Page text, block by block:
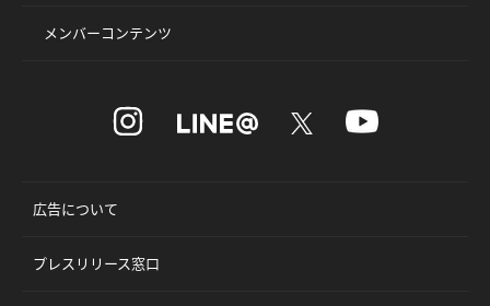
メンバーコンテンツ
広告について
プレスリリース窓口